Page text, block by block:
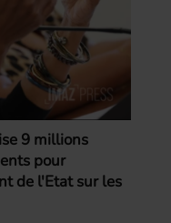
9 millions
pour
de l'Etat sur les